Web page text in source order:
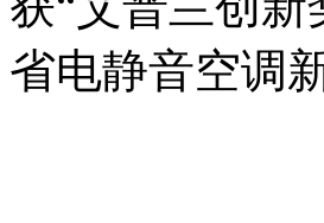
省电静音空调